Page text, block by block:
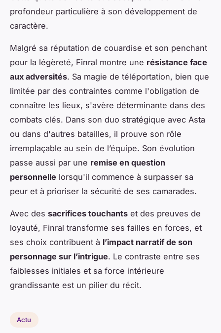
profondeur particulière à son développement de
caractère.
Malgré sa réputation de couardise et son penchant
pour la légèreté, Finral montre une résistance face
aux adversités. Sa magie de téléportation, bien que
limitée par des contraintes comme l'obligation de
connaître les lieux, s'avère déterminante dans des
combats clés. Dans son duo stratégique avec Asta
ou dans d'autres batailles, il prouve son rôle
irremplaçable au sein de l’équipe. Son évolution
passe aussi par une remise en question
personnelle lorsqu'il commence à surpasser sa
peur et à prioriser la sécurité de ses camarades.
Avec des sacrifices touchants et des preuves de
loyauté, Finral transforme ses failles en forces, et
ses choix contribuent à l’impact narratif de son
personnage sur l’intrigue. Le contraste entre ses
faiblesses initiales et sa force intérieure
grandissante est un pilier du récit.
Actu